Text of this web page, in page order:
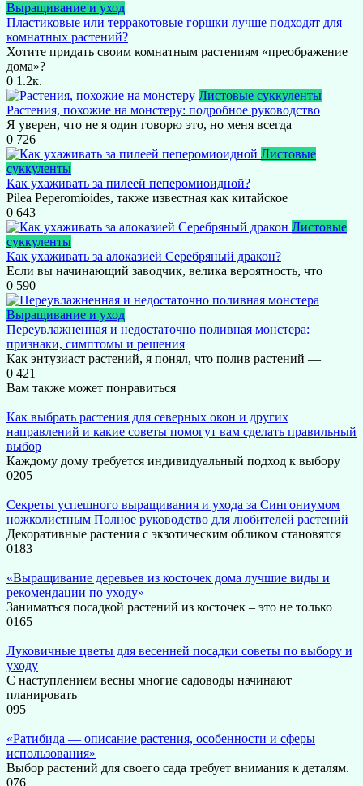
Выращивание и уход
Пластиковые или терракотовые горшки лучше подходят для
комнатных растений?
Хотите придать своим комнатным растениям «преображение
дома»?
0 1.2к.
Листовые суккуленты
Растения, похожие на монстеру: подробное руководство
Я уверен, что не я один говорю это, но меня всегда
0 726
Листовые
суккуленты
Как ухаживать за пилеей пеперомиоидной?
Pilea Peperomioides, также известная как китайское
0 643
Листовые
суккуленты
Как ухаживать за алоказией Серебряный дракон?
Если вы начинающий заводчик, велика вероятность, что
0 590
Выращивание и уход
Переувлажненная и недостаточно поливная монстера:
признаки, симптомы и решения
Как энтузиаст растений, я понял, что полив растений —
0 421
Вам также может понравиться
Как выбрать растения для северных окон и других
направлений и какие советы помогут вам сделать правильный
выбор
Каждому дому требуется индивидуальный подход к выбору
0205
Секреты успешного выращивания и ухода за Сингониумом
ножколистным Полное руководство для любителей растений
Декоративные растения с экзотическим обликом становятся
0183
«Выращивание деревьев из косточек дома лучшие виды и
рекомендации по уходу»
Заниматься посадкой растений из косточек – это не только
0165
Луковичные цветы для весенней посадки советы по выбору и
уходу
С наступлением весны многие садоводы начинают
планировать
095
«Ратибида — описание растения, особенности и сферы
использования»
Выбор растений для своего сада требует внимания к деталям.
076